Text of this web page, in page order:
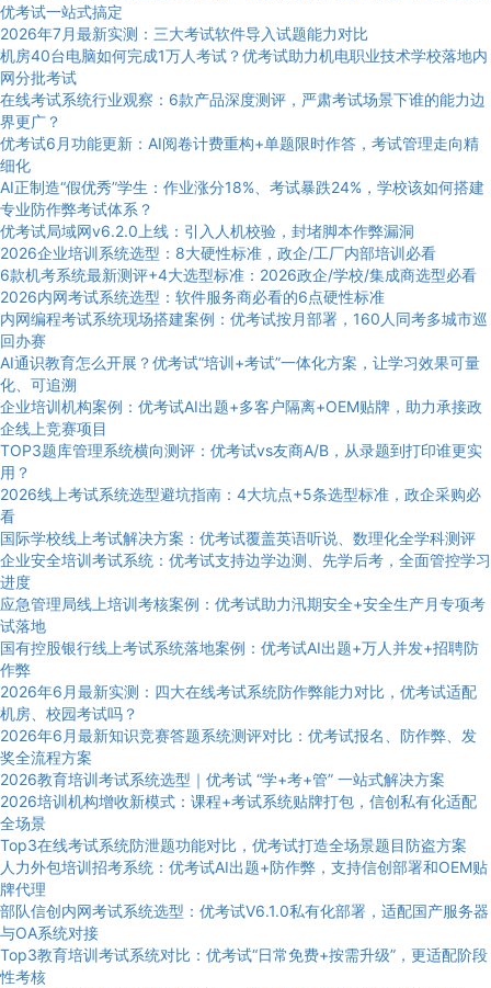
优考试一站式搞定
2026年7月最新实测：三大考试软件导入试题能力对比
机房40台电脑如何完成1万人考试？优考试助力机电职业技术学校落地内
网分批考试
在线考试系统行业观察：6款产品深度测评，严肃考试场景下谁的能力边
界更广？
优考试6月功能更新：AI阅卷计费重构+单题限时作答，考试管理走向精
细化
AI正制造“假优秀”学生：作业涨分18%、考试暴跌24%，学校该如何搭建
专业防作弊考试体系？
优考试局域网v6.2.0上线：引入人机校验，封堵脚本作弊漏洞
2026企业培训系统选型：8大硬性标准，政企/工厂内部培训必看
6款机考系统最新测评+4大选型标准：2026政企/学校/集成商选型必看
2026内网考试系统选型：软件服务商必看的6点硬性标准
内网编程考试系统现场搭建案例：优考试按月部署，160人同考多城市巡
回办赛
AI通识教育怎么开展？优考试“培训+考试”一体化方案，让学习效果可量
化、可追溯
企业培训机构案例：优考试AI出题+多客户隔离+OEM贴牌，助力承接政
企线上竞赛项目
TOP3题库管理系统横向测评：优考试vs友商A/B，从录题到打印谁更实
用？
2026线上考试系统选型避坑指南：4大坑点+5条选型标准，政企采购必
看
国际学校线上考试解决方案：优考试覆盖英语听说、数理化全学科测评
企业安全培训考试系统：优考试支持边学边测、先学后考，全面管控学习
进度
应急管理局线上培训考核案例：优考试助力汛期安全+安全生产月专项考
试落地
国有控股银行线上考试系统落地案例：优考试AI出题+万人并发+招聘防
作弊
2026年6月最新实测：四大在线考试系统防作弊能力对比，优考试适配
机房、校园考试吗？
2026年6月最新知识竞赛答题系统测评对比：优考试报名、防作弊、发
奖全流程方案
2026教育培训考试系统选型｜优考试 “学+考+管” 一站式解决方案
2026培训机构增收新模式：课程+考试系统贴牌打包，信创私有化适配
全场景
Top3在线考试系统防泄题功能对比，优考试打造全场景题目防盗方案
人力外包培训招考系统：优考试AI出题+防作弊，支持信创部署和OEM贴
牌代理
部队信创内网考试系统选型：优考试V6.1.0私有化部署，适配国产服务器
与OA系统对接
Top3教育培训考试系统对比：优考试“日常免费+按需升级”，更适配阶段
性考核